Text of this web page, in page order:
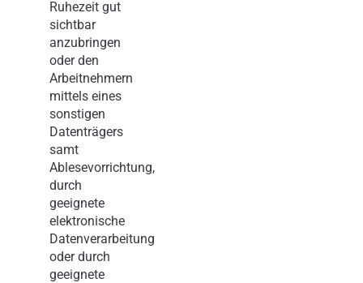
Ruhezeit gut
sichtbar
anzubringen
oder den
Arbeitnehmern
mittels eines
sonstigen
Datenträgers
samt
Ablesevorrichtung,
durch
geeignete
elektronische
Datenverarbeitung
oder durch
geeignete